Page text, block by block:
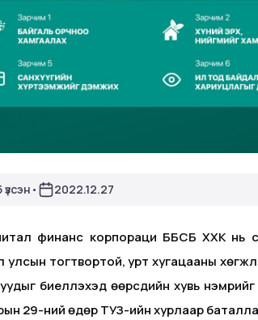
үзсэн • 2022.12.27
финанс корпораци ББСБ ХХК нь
улсын тогтвортой, урт хугацааны
биелүүлэхэд өөрсдийн хувь
29-ний өдөр ТУЗ-ийн хурлаар